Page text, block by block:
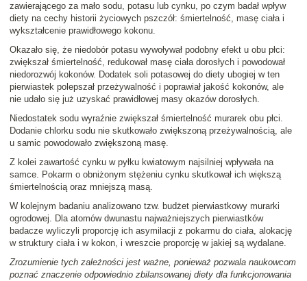
zawierającego za mało sodu, potasu lub cynku, po czym badał wpływ
diety na cechy historii życiowych pszczół: śmiertelność, masę ciała i
wykształcenie prawidłowego kokonu.
Okazało się, że niedobór potasu wywoływał podobny efekt u obu płci:
zwiększał śmiertelność, redukował masę ciała dorosłych i powodował
niedorozwój kokonów. Dodatek soli potasowej do diety ubogiej w ten
pierwiastek polepszał przeżywalność i poprawiał jakość kokonów, ale
nie udało się już uzyskać prawidłowej masy okazów dorosłych.
Niedostatek sodu wyraźnie zwiększał śmiertelność murarek obu płci.
Dodanie chlorku sodu nie skutkowało zwiększoną przeżywalnością, ale
u samic powodowało zwiększoną masę.
Z kolei zawartość cynku w pyłku kwiatowym najsilniej wpływała na
samce. Pokarm o obniżonym stężeniu cynku skutkował ich większą
śmiertelnością oraz mniejszą masą.
W kolejnym badaniu analizowano tzw. budżet pierwiastkowy murarki
ogrodowej. Dla atomów dwunastu najważniejszych pierwiastków
badacze wyliczyli proporcję ich asymilacji z pokarmu do ciała, alokację
w struktury ciała i w kokon, i wreszcie proporcję w jakiej są wydalane.
Zrozumienie tych zależności jest ważne, ponieważ pozwala naukowcom
poznać znaczenie odpowiednio zbilansowanej diety dla funkcjonowania